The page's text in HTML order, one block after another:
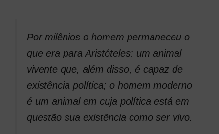
Por milênios o homem permaneceu o
que era para Aristóteles: um animal
vivente que, além disso, é capaz de
existência política; o homem moderno
é um animal em cuja política está em
questão sua existência como ser vivo.